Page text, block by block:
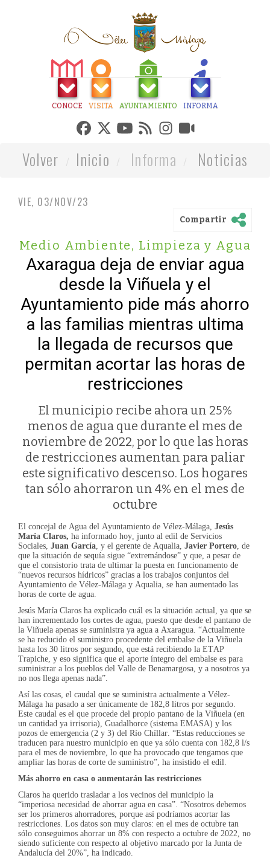
CONOCE VISITA AYUNTAMIENTO INFORMA
Volver Inicio Informa Noticias
VIE, 03/NOV/23
Compartir
Medio Ambiente, Limpieza y Agua
Axaragua deja de enviar agua
desde la Viñuela y el
Ayuntamiento pide más ahorro
a las familias mientras ultima
la llegada de recursos que
permitan acortar las horas de
restricciones
El municipio recibe ahora un 25%
menos de agua que durante el mes de
noviembre de 2022, por lo que las horas
de restricciones aumentan para paliar
este significativo descenso. Los hogares
tan sólo ahorraron un 4% en el mes de
octubre
El concejal de Agua del Ayuntamiento de Vélez-Málaga, Jesús
María Claros, ha informado hoy, junto al edil de Servicios
Sociales, Juan García, y el gerente de Aqualia, Javier Portero, de
que la situación de sequía sigue “extremándose” y que, a pesar de
que el consistorio trata de ultimar la puesta en funcionamento de
“nuevos recursos hídricos” gracias a los trabajos conjuntos del
Ayuntamiento de Vélez-Málaga y Aqualia, se han aumentado las
horas de corte de agua.
Jesús María Claros ha explicado cuál es la situación actual, ya que se
han incrementado los cortes de agua, puesto que desde el pantano de
la Viñuela apenas se suministra ya agua a Axaragua. “Actualmente
se ha reducido el suministro procedente del embalse de la Viñuela
hasta los 30 litros por segundo, que está recibiendo la ETAP
Trapiche, y eso significa que el aporte íntegro del embalse es para
suministrar a los pueblos del Valle de Benamargosa, y a nosotros ya
no nos llega apenas nada”.
Así las cosas, el caudal que se suministra actualmente a Vélez-
Málaga ha pasado a ser únicamente de 182,8 litros por segundo.
Este caudal es el que procede del propio pantano de la Viñuela (en
un cantidad ya irrisoria), Guadalhorce (sistema EMASA) y los
pozos de emergencia (2 y 3) del Río Chíllar. “Estas reducciones se
traducen para nuestro municipio en que ya sólo cuenta con 182,8 l/s
para el mes de noviembre, lo que ha provocado que tengamos que
ampliar las horas de corte de suministro”, ha insistido el edil.
Más ahorro en casa o aumentarán las restricciones
Claros ha querido trasladar a los vecinos del municipio la
“imperiosa necesidad de ahorrar agua en casa”. “Nosotros debemos
ser los primeros ahorradores, porque así podríamos acortar las
restricciones. Los datos son muy claros: en el mes de octubre tan
sólo conseguimos ahorrar un 8% con respecto a octubre de 2022, no
siendo suficiente con respecto al objetivo marcado por la Junta de
Andalucía del 20%”, ha indicado.